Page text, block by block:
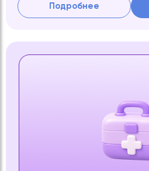
Подробнее